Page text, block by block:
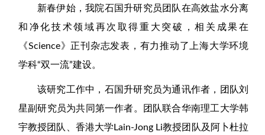
新春伊始，我院石国升研究员团队在高效盐水分离
和净化技术领域再次取得重大突破，相关成果在
《Science》正刊杂志发表，有力推动了上海大学环境
学科“双一流”建设。
该研究工作中，石国升研究员为通讯作者，团队刘
星副研究员为共同第一作者。团队联合华南理工大学韩
宇教授团队、香港大学Lain-Jong Li教授团队及阿卜杜拉